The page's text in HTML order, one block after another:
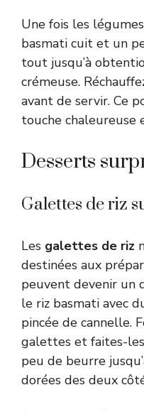
Une fois les
basmati cuit et un
tout jusqu’à
crémeuse.
avant de servir. Ce
touche chaleureuse
Desserts
Galettes de riz
Les galettes de riz
destinées aux
peuvent devenir un
le riz basmati avec
pincée de cannelle.
galettes et faites-
peu de beurre
dorées des deux